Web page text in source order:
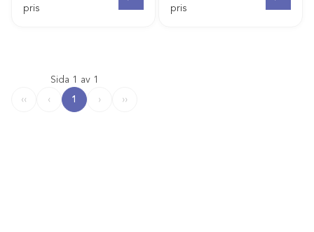
pris
pris
Sida 1 av 1
‹‹
‹ 1 › ››